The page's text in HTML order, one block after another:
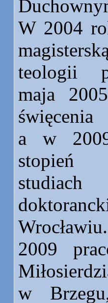
W 2004
teologii
maja
a w
stopień
2009
w